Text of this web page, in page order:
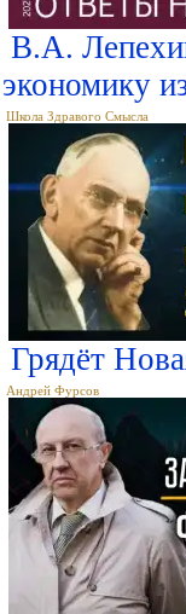
В.А.
экономику
Школа Здравого Смысла
Грядёт
Андрей Фурсов